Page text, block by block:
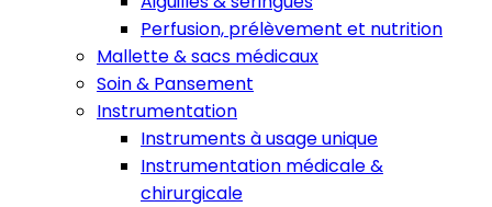
Perfusion, prélèvement et nutrition
Mallette & sacs médicaux
Soin & Pansement
Instrumentation
Instruments à usage unique
Instrumentation médicale &
chirurgicale